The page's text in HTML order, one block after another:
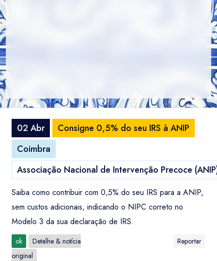
02 Abr
Consigne 0,5% do seu IRS à ANIP
Coimbra
Associação Nacional de Intervenção Precoce
Saiba como contribuir com 0,5% do seu IRS para a ANIP,
sem custos adicionais, indicando o NIPC correto no
Modelo 3 da sua declaração de IRS.
ok
Detalhe & notícia
original
Reportar